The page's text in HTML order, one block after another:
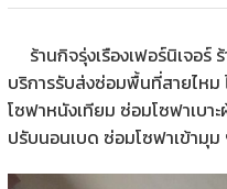
ร้านกิจรุ่งเรืองเฟอร์นิเจอ
บริการรับส่งซ่อมพื้นที่สายไหม
โซฟาหนังเทียม ซ่อมโซฟาเบ
ปรับนอนเบด ซ่อมโซฟาเข้ามุม